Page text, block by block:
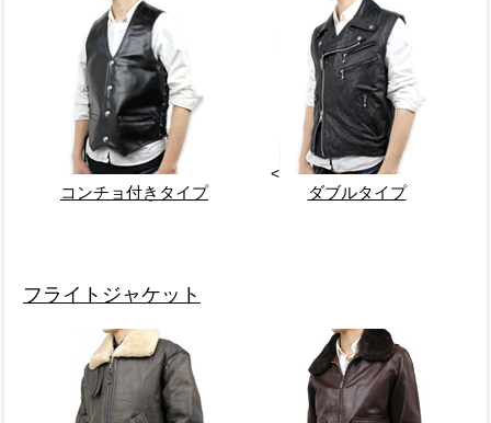
コンチョ付きタイプ
<
ダブルタイプ
フライトジャケット